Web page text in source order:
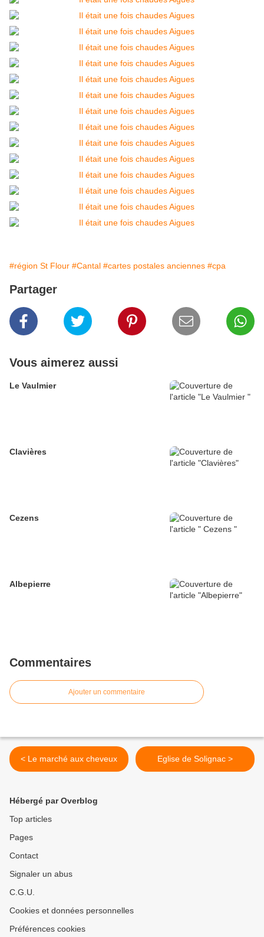
#région St Flour #Cantal #cartes postales anciennes #cpa
Partager
Vous aimerez aussi
Le Vaulmier
Clavières
Cezens
Albepierre
Commentaires
Ajouter un commentaire
< Le marché aux cheveux Eglise de Solignac >
Hébergé par Overblog
Top articles
Pages
Contact
Signaler un abus
C.G.U.
Cookies et données personnelles
Préférences cookies